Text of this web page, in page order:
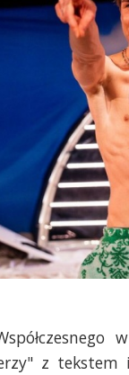
z tekstem